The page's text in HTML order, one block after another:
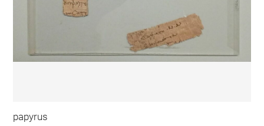
papyrus